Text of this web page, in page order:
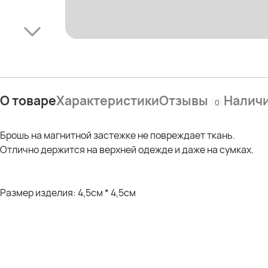
О товареХарактеристикиОтзывы 0
Брошь на магнитной застежке не повреждает ткань.
Отлично держится на верхней одежде и даже на сумках.
Размер изделия: 4,5см * 4,5см